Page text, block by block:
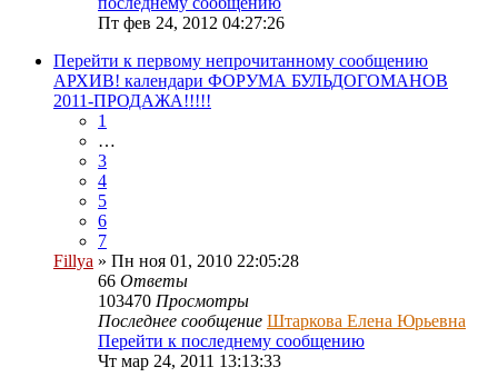
Пт фев 24, 2012 04:27:26
Перейти к первому непрочитанному сообщению
АРХИВ! календари ФОРУМА БУЛЬДОГОМАНОВ
2011-ПРОДАЖА!!!!!
1
…
3
4
5
6
7
Fillya » Пн ноя 01, 2010 22:05:28
66 Ответы
103470 Просмотры
Последнее сообщение Штаркова Елена Юрьевна
Перейти к последнему сообщению
Чт мар 24, 2011 13:13:33